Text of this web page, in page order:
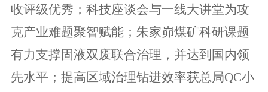
收评级优秀；科技座谈会与一线大讲堂为攻
克产业难题聚智赋能；朱家峁煤矿科研课题
有力支撑固液双废联合治理，并达到国内领
先水平；提高区域治理钻进效率获总局QC小